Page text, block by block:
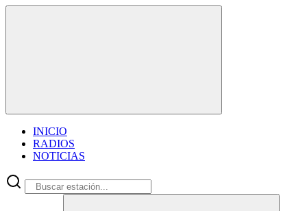
INICIO
RADIOS
NOTICIAS